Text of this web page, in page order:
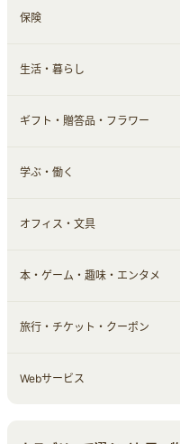
スマホ・携帯電話・SIM
定額制有料コンテンツ
証券
仮想通貨
その他投資
銀行・ネット銀行
キャッシング・ローン
その他金融
保険
すべて見る
保険相談・面談
生活・暮らし
すべて見る
住まい・暮らし
不動産
引越し
エコ・エネルギー
車情報・カーシェア・レン
ギフト・贈答品・フラワー
すべて見る
ギフト・贈答品
学ぶ・働く
すべて見る
習い事・学習・学校
仕事・転職
オフィス・文具
すべて見る
オフィス・文具
本・ゲーム・趣味・エンタメ
すべて見る
ゲーム・趣味
旅行・チケット・クーポン
すべて見る
Webサービス